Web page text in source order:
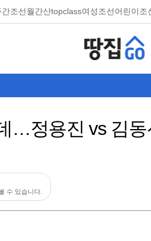
간조선월간산topclass여성조선어린이조
…정용진 vs 김
수 있습니다.